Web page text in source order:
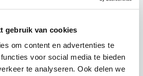
gebruik van cookies
om content en advertenties te
voor social media te bieden
te analyseren. Ook delen we
bij Lease-mijn-fiets.be